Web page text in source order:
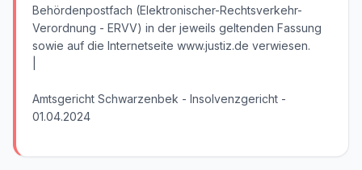
Behördenpostfach (Elektronischer-Rechtsverkehr-
Verordnung - ERVV) in der jeweils geltenden Fassung
sowie auf die Internetseite www.justiz.de verwiesen.
Amtsgericht Schwarzenbek - Insolvenzgericht -
01.04.2024